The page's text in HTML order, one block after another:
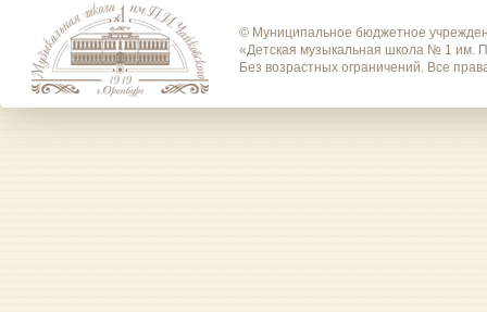
© Муниципальное бюджетное
«Детская музыкальная школа № 1 им.
Без возрастных ограничений. Все